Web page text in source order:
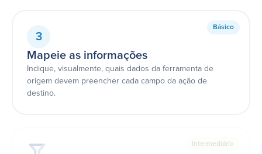
Básico
3
Mapeie as informações
Indique, visualmente, quais dados da ferramenta de
origem devem preencher cada campo da ação de
destino.
Intermediário